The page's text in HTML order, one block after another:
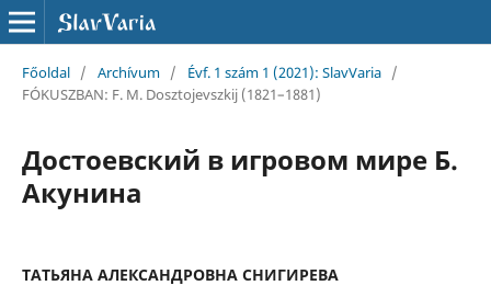
Főoldal / Archívum / Évf. 1 szám 1 (2021): SlavVaria /
FÓKUSZBAN: F. M. Dosztojevszkij (1821–1881)
Достоевский в игровом мире Б.
Акунина
ТАТЬЯНА АЛЕКСАНДРОВНА СНИГИРЕВА